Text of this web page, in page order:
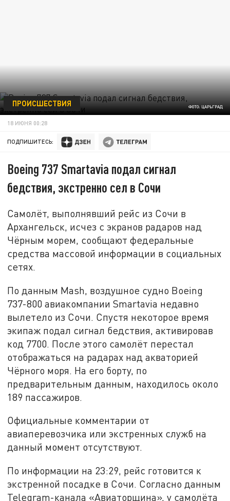
ФОТО: ЦАРЬГРАД
ПРОИСШЕСТВИЯ
18 ИЮНЯ 00:28
ПОДПИШИТЕСЬ:
Boeing 737 Smartavia подал сигнал
бедствия, экстренно сел в Сочи
Самолёт, выполнявший рейс из Сочи в
Архангельск, исчез с экранов радаров над
Чёрным морем, сообщают федеральные
средства массовой информации в социальных
сетях.
По данным Mash, воздушное судно Boeing
737-800 авиакомпании Smartavia недавно
вылетело из Сочи. Спустя некоторое время
экипаж подал сигнал бедствия, активировав
код 7700. После этого самолёт перестал
отображаться на радарах над акваторией
Чёрного моря. На его борту, по
предварительным данным, находилось около
189 пассажиров.
Официальные комментарии от
авиаперевозчика или экстренных служб на
данный момент отсутствуют.
По информации на 23:29, рейс готовится к
экстренной посадке в Сочи. Согласно данным
Telegram-канала «Авиаторщина», у самолёта